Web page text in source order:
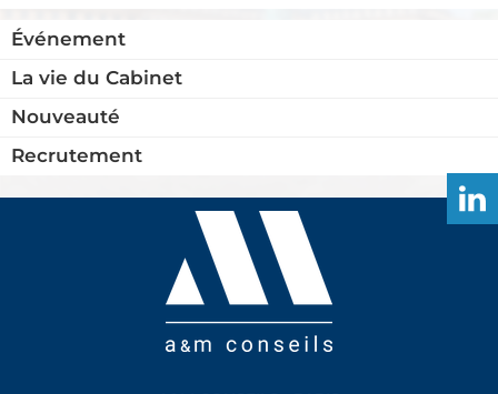
Événement
La vie du Cabinet
Nouveauté
Recrutement